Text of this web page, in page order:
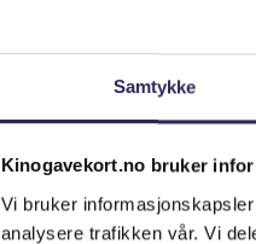
Samtykke
Kinogavekort.no bruker
Vi bruker
analysere trafikken vår. Vi